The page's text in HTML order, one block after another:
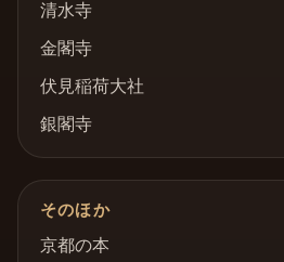
清水寺
金閣寺
伏見稲荷大社
銀閣寺
そのほか
京都の本